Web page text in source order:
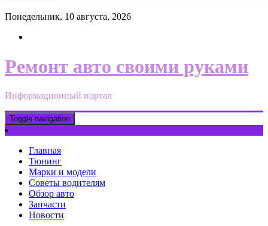
Понедельник, 10 августа, 2026
Ремонт авто своими руками
Информационный портал
Toggle navigation
Главная
Тюнинг
Марки и модели
Советы водителям
Обзор авто
Запчасти
Новости